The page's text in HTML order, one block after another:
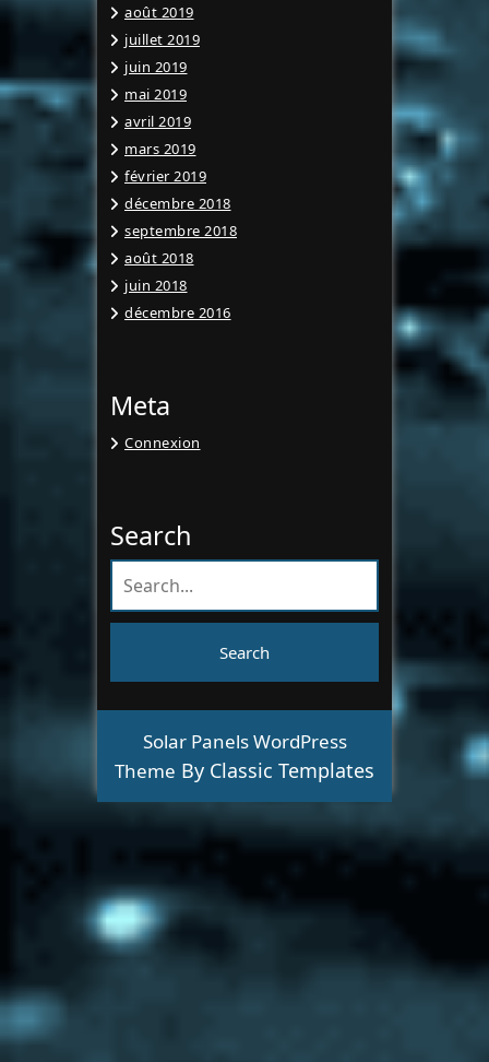
août 2019
juillet 2019
juin 2019
mai 2019
avril 2019
mars 2019
février 2019
décembre 2018
septembre 2018
août 2018
juin 2018
décembre 2016
Meta
Connexion
Search
Solar Panels WordPress
Theme By Classic Templates